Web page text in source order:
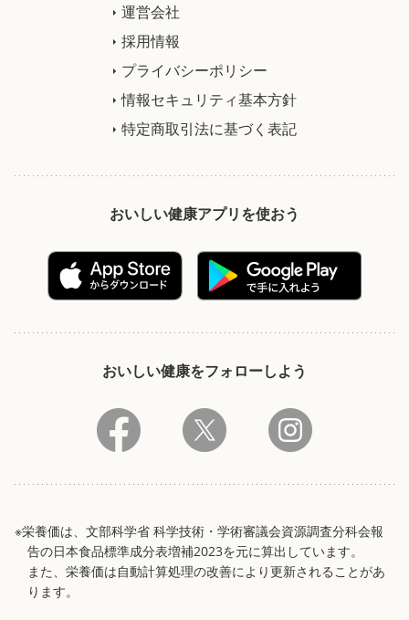
運営会社
採用情報
プライバシーポリシー
情報セキュリティ基本方針
特定商取引法に基づく表記
おいしい健康アプリを使おう
おいしい健康をフォローしよう
※栄養価は、文部科学省 科学技術・学術審議会資源調査分科会報
告の日本食品標準成分表増補2023を元に算出しています。
また、栄養価は自動計算処理の改善により更新されることがあ
ります。